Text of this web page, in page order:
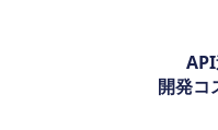
開発コ